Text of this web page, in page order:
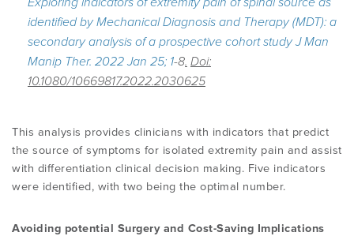
identified by Mechanical Diagnosis and Therapy (MDT): a
secondary analysis of a prospective cohort study J Man
Manip Ther. 2022 Jan 25; 1-8. Doi:
10.1080/10669817.2022.2030625
This analysis provides clinicians with indicators that predict
the source of symptoms for isolated extremity pain and assist
with differentiation clinical decision making. Five indicators
were identified, with two being the optimal number.
Avoiding potential Surgery and Cost-Saving Implications